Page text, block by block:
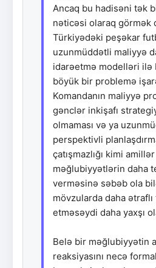
Ancaq bu hadisəni tək
nəticəsi olaraq görmək
Türkiyədəki peşəkar
uzunmüddətli maliyyə
idarəetmə modelləri ilə
böyük bir problemə
Komandanın maliyyə
gənclər inkişafı
olmaması və ya
perspektivli
çatışmazlığı kimi
məğlubiyyətlərin daha
verməsinə səbəb ola
mövzularda daha
etməsəydi daha yaxşı
Belə bir məğlubiyyətin
reaksiyasını necə